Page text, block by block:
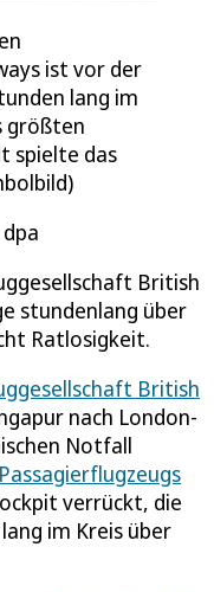
ist vor der
lang im
größten
spielte das
British
stundenlang über
Ratlosigkeit.
British
nach London-
Notfall
verrückt, die
im Kreis über